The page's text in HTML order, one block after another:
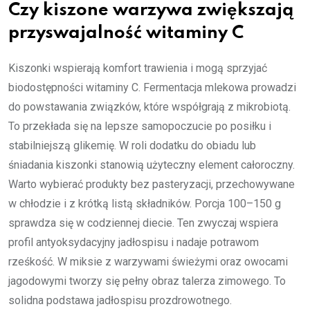
Czy kiszone warzywa zwiększają
przyswajalność witaminy C
Kiszonki wspierają komfort trawienia i mogą sprzyjać
biodostępności witaminy C. Fermentacja mlekowa prowadzi
do powstawania związków, które współgrają z mikrobiotą.
To przekłada się na lepsze samopoczucie po posiłku i
stabilniejszą glikemię. W roli dodatku do obiadu lub
śniadania kiszonki stanowią użyteczny element całoroczny.
Warto wybierać produkty bez pasteryzacji, przechowywane
w chłodzie i z krótką listą składników. Porcja 100–150 g
sprawdza się w codziennej diecie. Ten zwyczaj wspiera
profil antyoksydacyjny jadłospisu i nadaje potrawom
rześkość. W miksie z warzywami świeżymi oraz owocami
jagodowymi tworzy się pełny obraz talerza zimowego. To
solidna podstawa jadłospisu prozdrowotnego.